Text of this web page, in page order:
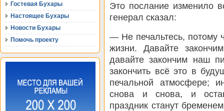
Гостевая Бухары
Настоящее Бухары
Новости Бухары
Помочь проекту
Это послание изменило
генерал сказал:
— Не печальтесь, потому
жизни. Давайте
давайте закончим наш
закончить всё это в
печальной атмосфере;
снова и снова, и
праздник станут